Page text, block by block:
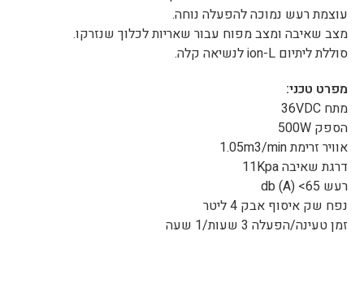
עוצמת רעש נמוכה להפעלה נוחה.
מצב שאיבה ומצב מפוח עבור שאריות לכלוך שנזרקו.
סוללת ליתיום ion-L לנשיאה קלה.
מפרט טכני:
מתח 36VDC
הספק 500W
אוויר זרימת 1.05m3/min
דרגת שאיבה 11Kpa
רעש 65> db (A)
נפח שק איסוף אבק 4 ליטר
זמן טעינה/הפעלה 3 שעות/1 שעה